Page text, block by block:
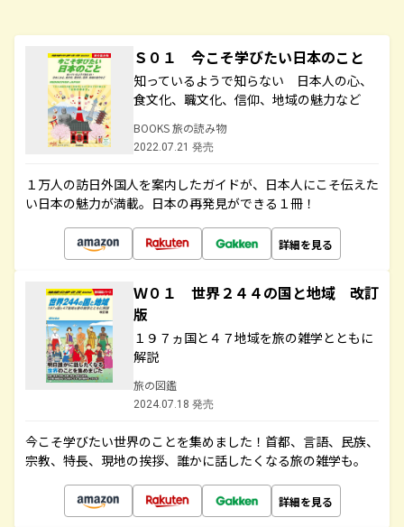
Ｓ０１ 今こそ学びたい日本のこと
知っているようで知らない 日本人の心、
食文化、職文化、信仰、地域の魅力など
BOOKS 旅の読み物
2022.07.21 発売
１万人の訪日外国人を案内したガイドが、日本人にこそ伝えた
い日本の魅力が満載。日本の再発見ができる１冊！
詳細を見る
Ｗ０１ 世界２４４の国と地域 改訂
版
１９７ヵ国と４７地域を旅の雑学とともに
解説
旅の図鑑
2024.07.18 発売
今こそ学びたい世界のことを集めました！首都、言語、民族、
宗教、特長、現地の挨拶、誰かに話したくなる旅の雑学も。
詳細を見る